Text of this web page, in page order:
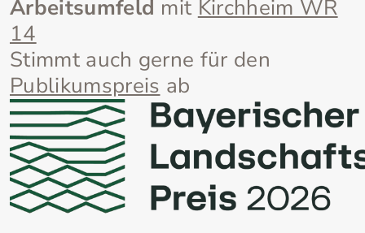
Arbeitsumfeld mit Kirchheim WR
14
Stimmt auch gerne für den
Publikumspreis ab